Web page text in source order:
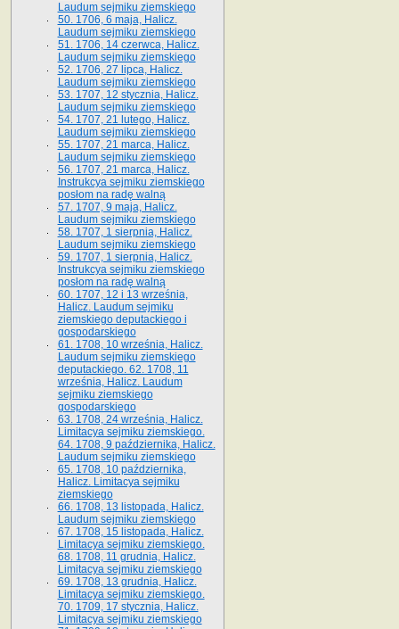
Laudum sejmiku ziemskiego
50. 1706, 6 maja, Halicz.
Laudum sejmiku ziemskiego
51. 1706, 14 czerwca, Halicz.
Laudum sejmiku ziemskiego
52. 1706, 27 lipca, Halicz.
Laudum sejmiku ziemskiego
53. 1707, 12 stycznia, Halicz.
Laudum sejmiku ziemskiego
54. 1707, 21 lutego, Halicz.
Laudum sejmiku ziemskiego
55. 1707, 21 marca, Halicz.
Laudum sejmiku ziemskiego
56. 1707, 21 marca, Halicz.
Instrukcya sejmiku ziemskiego
posłom na radę walną
57. 1707, 9 maja, Halicz.
Laudum sejmiku ziemskiego
58. 1707, 1 sierpnia, Halicz.
Laudum sejmiku ziemskiego
59. 1707, 1 sierpnia, Halicz.
Instrukcya sejmiku ziemskiego
posłom na radę walną
60. 1707, 12 i 13 września,
Halicz. Laudum sejmiku
ziemskiego deputackiego i
gospodarskiego
61. 1708, 10 września, Halicz.
Laudum sejmiku ziemskiego
deputackiego. 62. 1708, 11
września, Halicz. Laudum
sejmiku ziemskiego
gospodarskiego
63. 1708, 24 września, Halicz.
Limitacya sejmiku ziemskiego.
64. 1708, 9 października, Halicz.
Laudum sejmiku ziemskiego
65­. 1708, 10 października,
Halicz. Limitacya sejmiku
ziemskiego
66. 1708, 13 listopada, Halicz.
Laudum sejmiku ziemskiego
67. 1708, 15 listopada, Halicz.
Limitacya sejmiku ziemskiego.
68. 1708, 11 grudnia, Halicz.
Limitacya sejmiku ziemskiego
69. 1708, 13 grudnia, Halicz.
Limitacya sejmiku ziemskiego.
70. 1709, 17 stycznia, Halicz.
Limitacya sejmiku ziemskiego